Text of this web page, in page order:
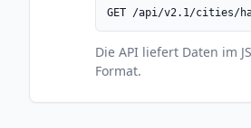
GET /api/v2.1/cities/
Die API liefert Daten im
Format.